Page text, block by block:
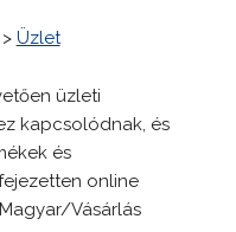
Üzlet
üzleti
kapcsolódnak, és
és
online
Vásárlás